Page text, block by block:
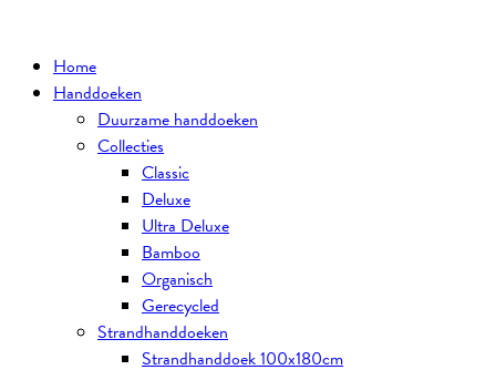
inhoud
Home
Handdoeken
Duurzame handdoeken
Collecties
Classic
Deluxe
Ultra Deluxe
Bamboo
Organisch
Gerecycled
Strandhanddoeken
Strandhanddoek 100x180cm